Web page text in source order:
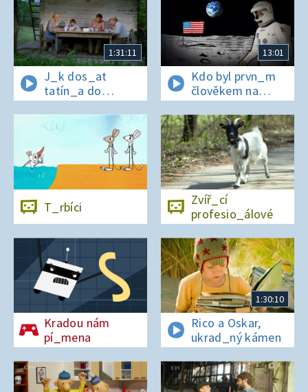
1:31:11
J_k dos_at
tatín_a do
polepš_vny
13:01
Kdo byl prvn_m
člověkem na
Měs_ci?
T_rbíci
Zvíř_cí
profesio_álové
Kradou nám
pí_mena
1:30:10
Rico a Oskar,
ukrad_ný kámen